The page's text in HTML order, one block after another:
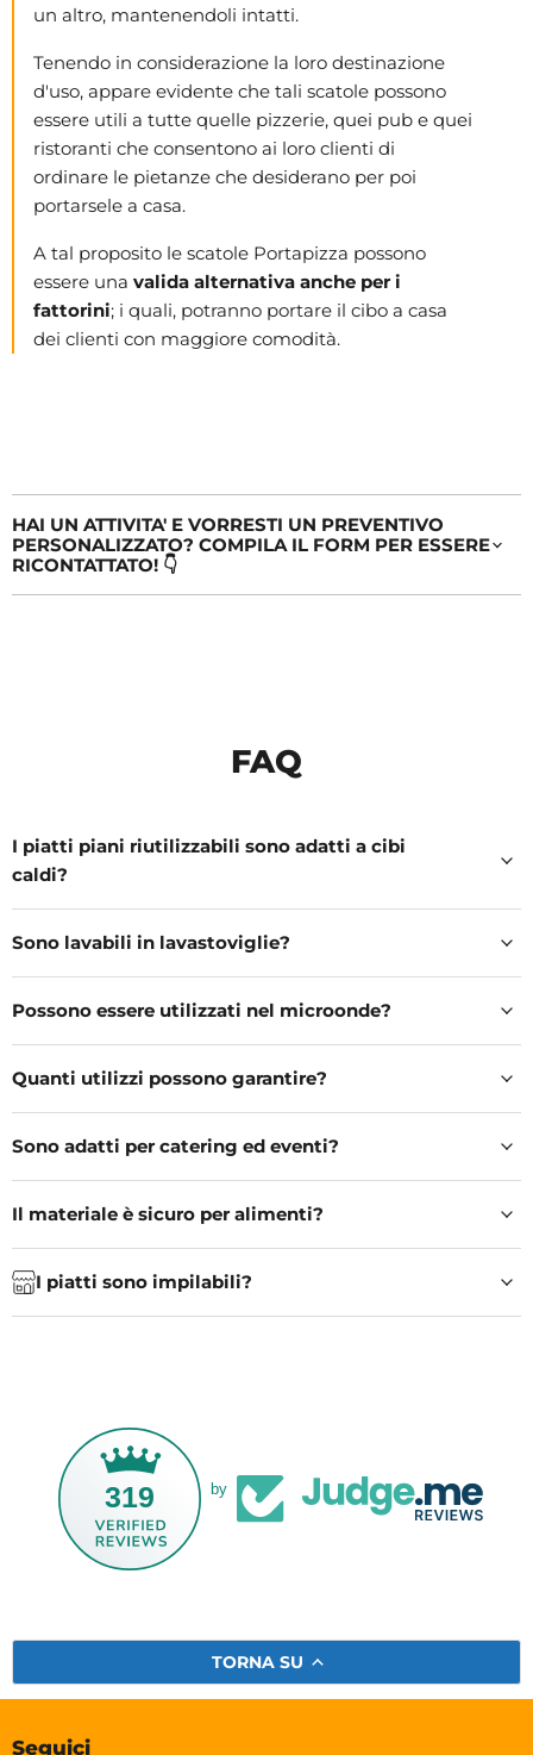
un altro, mantenendoli intatti.
Tenendo in considerazione la loro destinazione
d'uso, appare evidente che tali scatole possono
essere utili a tutte quelle pizzerie, quei pub e quei
ristoranti che consentono ai loro clienti di
ordinare le pietanze che desiderano per poi
portarsele a casa.
A tal proposito le scatole Portapizza possono
essere una valida alternativa anche per i
fattorini; i quali, potranno portare il cibo a casa
dei clienti con maggiore comodità.
HAI UN ATTIVITA' E VORRESTI UN PREVENTIVO
PERSONALIZZATO? COMPILA IL FORM PER ESSERE
RICONTATTATO! 👇
FAQ
I piatti piani riutilizzabili sono adatti a cibi
caldi?
Sono lavabili in lavastoviglie?
Possono essere utilizzati nel microonde?
Quanti utilizzi possono garantire?
Sono adatti per catering ed eventi?
Il materiale è sicuro per alimenti?
I piatti sono impilabili?
319 by
TORNA SU
Seguici